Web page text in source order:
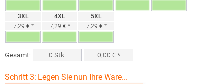
3XL
7,29 € *
4XL
7,29 € *
5XL
7,29 € *
Gesamt: 0 Stk. 0,00 € *
Schritt 3: Legen Sie nun Ihre Ware...